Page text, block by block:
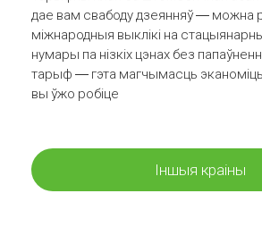
дае вам свабоду дзеянняў — можна
міжнародныя выклікі на
нумары па нізкіх цэнах без
тарыф — гэта магчымасць эканоміць
вы ўжо робіце
Іншыя краіны